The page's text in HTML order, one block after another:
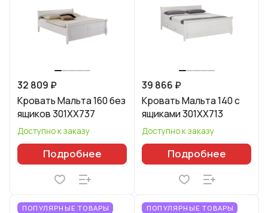
32 809 ₽
Кровать Мальта 160 без
ящиков 301XX737
Доступно к заказу
Подробнее
39 866 ₽
Кровать Мальта 140 с
ящиками 301XX713
Доступно к заказу
Подробнее
ПОПУЛЯРНЫЕ ТОВАРЫ ПОПУЛЯРНЫЕ ТОВАРЫ